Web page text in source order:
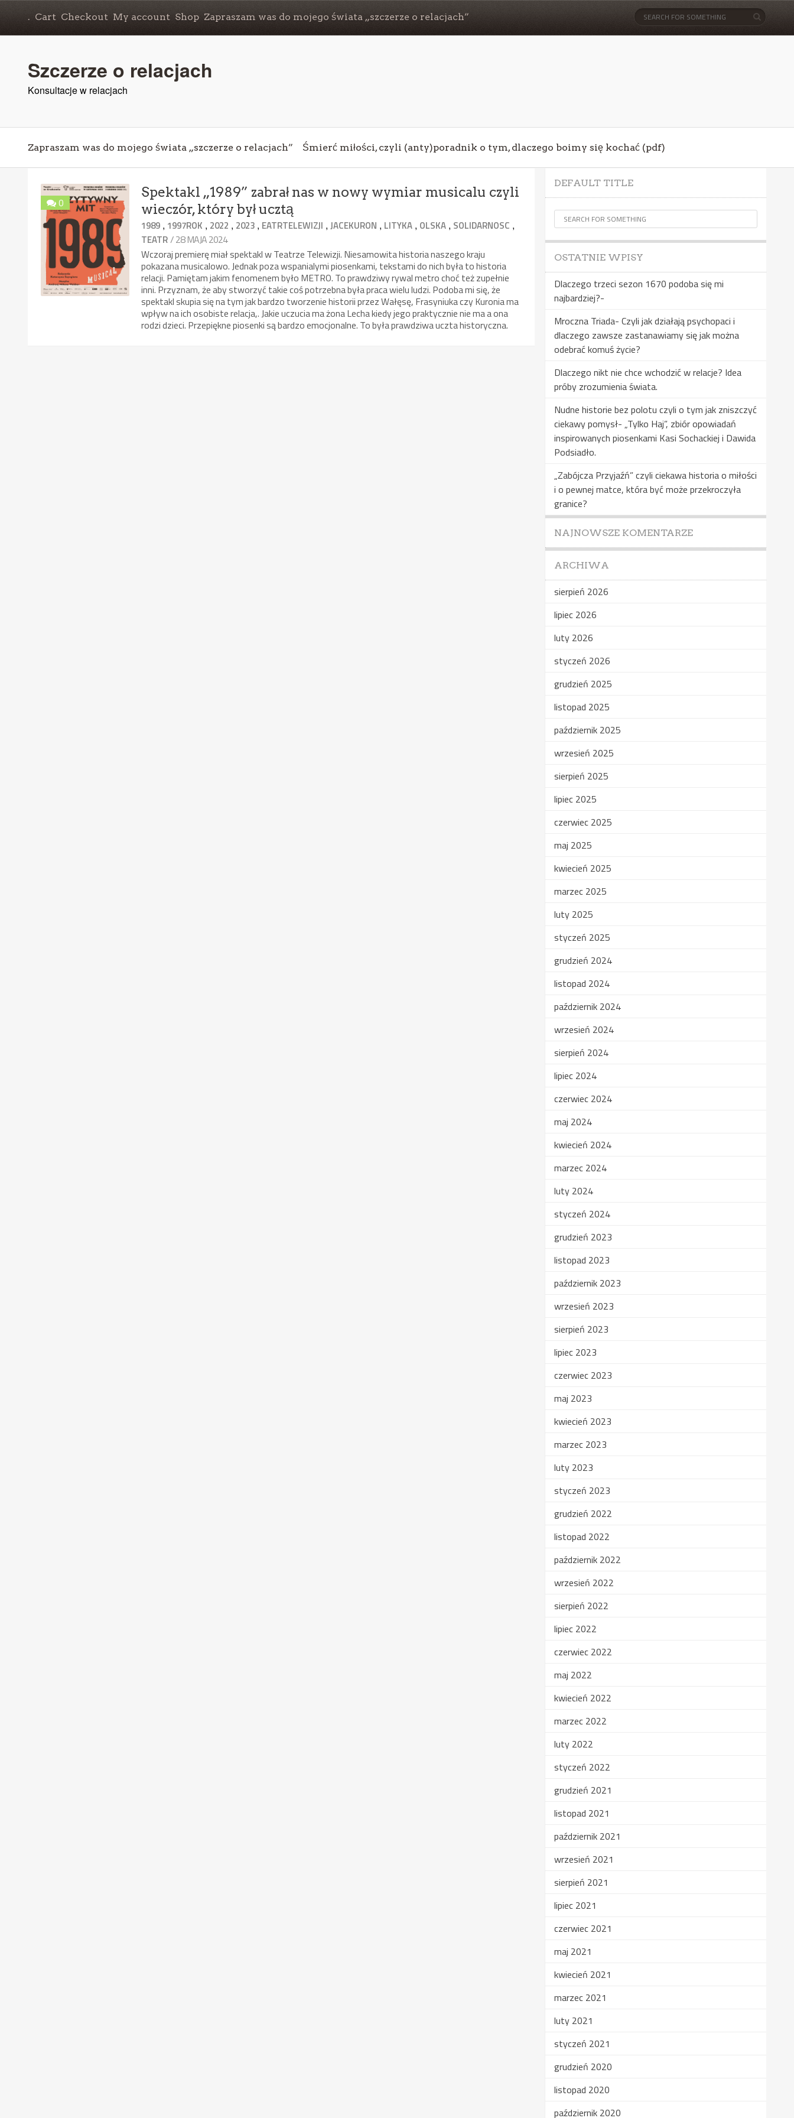
. Cart Checkout My account Shop Zapraszam was do mojego świata „szczerze o relacjach”
Szczerze o relacjach
Konsultacje w relacjach
Zapraszam was do mojego świata „szczerze o relacjach” Śmierć miłości, czyli (anty)poradnik o tym, dlaczego boimy się kochać (pdf)
0
Spektakl „1989” zabrał nas w nowy wymiar musicalu czyli
wieczór, który był ucztą
1989 , 1997ROK , 2022 , 2023 , EATRTELEWIZJI , JACEKURON , LITYKA , OLSKA , SOLIDARNOSC ,
TEATR/ 28 MAJA 2024
Wczoraj premierę miał spektakl w Teatrze Telewizji. Niesamowita historia naszego kraju
pokazana musicalowo. Jednak poza wspanialymi piosenkami, tekstami do nich była to historia
relacji. Pamiętam jakim fenomenem było METRO. To prawdziwy rywal metro choć też zupełnie
inni. Przyznam, że aby stworzyć takie coś potrzebna była praca wielu ludzi. Podoba mi się, że
spektakl skupia się na tym jak bardzo tworzenie historii przez Wałęsę, Frasyniuka czy Kuronia ma
wpływ na ich osobiste relacja,. Jakie uczucia ma żona Lecha kiedy jego praktycznie nie ma a ona
rodzi dzieci. Przepiękne piosenki są bardzo emocjonalne. To była prawdziwa uczta historyczna.
DEFAULT TITLE
OSTATNIE WPISY
Dlaczego trzeci sezon 1670 podoba się mi
najbardziej?-
Mroczna Triada- Czyli jak działają psychopaci i
dlaczego zawsze zastanawiamy się jak można
odebrać komuś życie?
Dlaczego nikt nie chce wchodzić w relacje? Idea
próby zrozumienia świata.
Nudne historie bez polotu czyli o tym jak zniszczyć
ciekawy pomysł- „Tylko Haj”, zbiór opowiadań
inspirowanych piosenkami Kasi Sochackiej i Dawida
Podsiadło.
„Zabójcza Przyjaźń” czyli ciekawa historia o miłości
i o pewnej matce, która być może przekroczyła
granice?
NAJNOWSZE KOMENTARZE
ARCHIWA
sierpień 2026
lipiec 2026
luty 2026
styczeń 2026
grudzień 2025
listopad 2025
październik 2025
wrzesień 2025
sierpień 2025
lipiec 2025
czerwiec 2025
maj 2025
kwiecień 2025
marzec 2025
luty 2025
styczeń 2025
grudzień 2024
listopad 2024
październik 2024
wrzesień 2024
sierpień 2024
lipiec 2024
czerwiec 2024
maj 2024
kwiecień 2024
marzec 2024
luty 2024
styczeń 2024
grudzień 2023
listopad 2023
październik 2023
wrzesień 2023
sierpień 2023
lipiec 2023
czerwiec 2023
maj 2023
kwiecień 2023
marzec 2023
luty 2023
styczeń 2023
grudzień 2022
listopad 2022
październik 2022
wrzesień 2022
sierpień 2022
lipiec 2022
czerwiec 2022
maj 2022
kwiecień 2022
marzec 2022
luty 2022
styczeń 2022
grudzień 2021
listopad 2021
październik 2021
wrzesień 2021
sierpień 2021
lipiec 2021
czerwiec 2021
maj 2021
kwiecień 2021
marzec 2021
luty 2021
styczeń 2021
grudzień 2020
listopad 2020
październik 2020